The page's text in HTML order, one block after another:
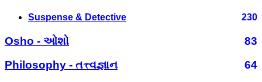
Suspense & Detective 230
Osho - ઓશો
83
Philosophy - તત્ત્વજ્ઞાન
64